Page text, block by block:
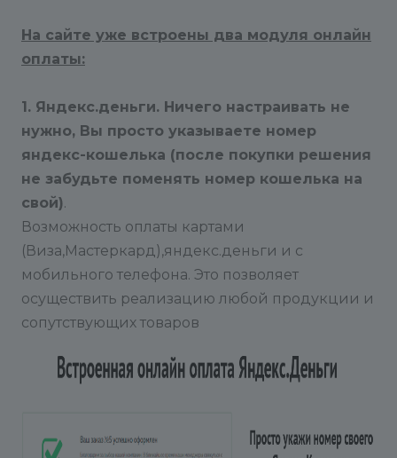
На сайте уже встроены два модуля онлайн
оплаты:
1. Яндекс.деньги. Ничего настраивать не
нужно, Вы просто указываете номер
яндекс-кошелька (после покупки решения
не забудьте поменять номер кошелька на
свой).
Возможность оплаты картами
(Виза,Мастеркард),яндекс.деньги и с
мобильного телефона. Это позволяет
осуществить реализацию любой продукции и
сопутствующих товаров